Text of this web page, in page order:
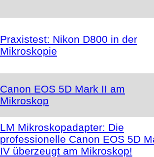
Praxistest: Nikon D800 in der
Mikroskopie
Canon EOS 5D Mark II am
Mikroskop
LM Mikroskopadapter: Die
professionelle Canon EOS 5D
IV überzeugt am Mikroskop!